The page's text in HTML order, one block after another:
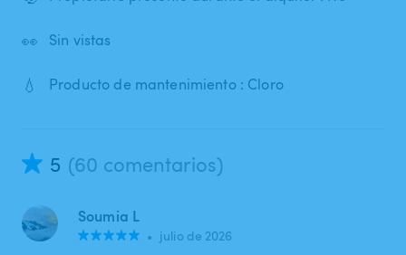
👀 Sin vistas
💧 Producto de mantenimiento : Cloro
5 (60 comentarios)
Soumia L
• julio de 2026